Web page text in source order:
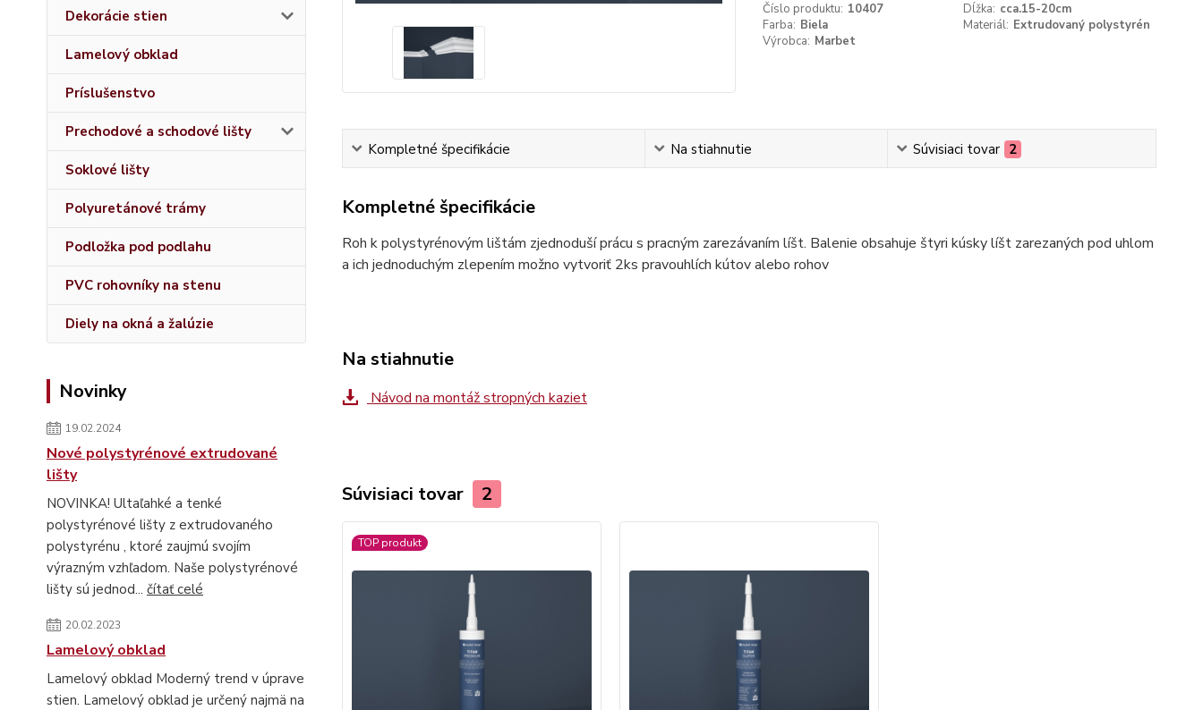
Dekorácie stien
Lamelový obklad
Príslušenstvo
Prechodové a schodové lišty
Soklové lišty
Polyuretánové trámy
Podložka pod podlahu
PVC rohovníky na stenu
Diely na okná a žalúzie
Novinky
19.02.2024
Nové polystyrénové extrudované
lišty
NOVINKA! Ultaľahké a tenké
polystyrénové lišty z extrudovaného
polystyrénu , ktoré zaujmú svojím
výrazným vzhľadom. Naše polystyrénové
lišty sú jednod... čítať celé
20.02.2023
Lamelový obklad
Lamelový obklad Moderný trend v úprave
stien. Lamelový obklad je určený najmä na
Číslo produktu: 10407 Dĺžka: cca.15-20cm
Farba: Biela Materiál: Extrudovaný polystyrén
Výrobca: Marbet
Kompletné špecifikácie Na stiahnutie Súvisiaci tovar 2
Kompletné špecifikácie
Roh k polystyrénovým lištám zjednoduší prácu s pracným zarezávaním líšt. Balenie obsahuje štyri kúsky líšt zarezaných pod uhlom
a ich jednoduchým zlepením možno vytvoriť 2ks pravouhlích kútov alebo rohov
Na stiahnutie
Návod na montáž stropných kaziet
Súvisiaci tovar 2
TOP produkt